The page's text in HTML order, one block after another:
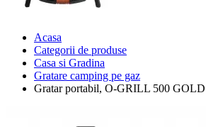
Acasa
Categorii de produse
Casa si Gradina
Gratare camping pe gaz
Gratar portabil, O-GRILL 500 GOLD